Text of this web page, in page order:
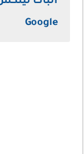
Google